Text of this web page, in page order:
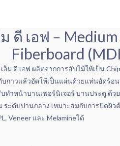
ดี เอฟ –
Fiberboard
ม ดี เอฟ ผลิตจากการสับไม้ให้เป็น
บกาวแล้วอัดให้เป็นแผ่นด้วยแท่นอัดร้อ
ทำหน้าบานเฟอร์นิเจอร์ บานประตู ด้ว
ะดับปานกลาง เหมาะสมกับการปิดผิว
Veneer และ Melamineได้